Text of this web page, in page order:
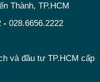
Thành, TP.HCM
- 028.6656.2222
và đầu tư TP.HCM cấp